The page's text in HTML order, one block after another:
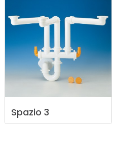
Spazio 3